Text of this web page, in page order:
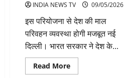
INDIA NEWS TV 09/05/2026
इस परियोजना से देश की माल
परिवहन व्यवस्था होगी मजबूत नई
दिल्ली। भारत सरकार ने देश के...
Read MoreRead
more